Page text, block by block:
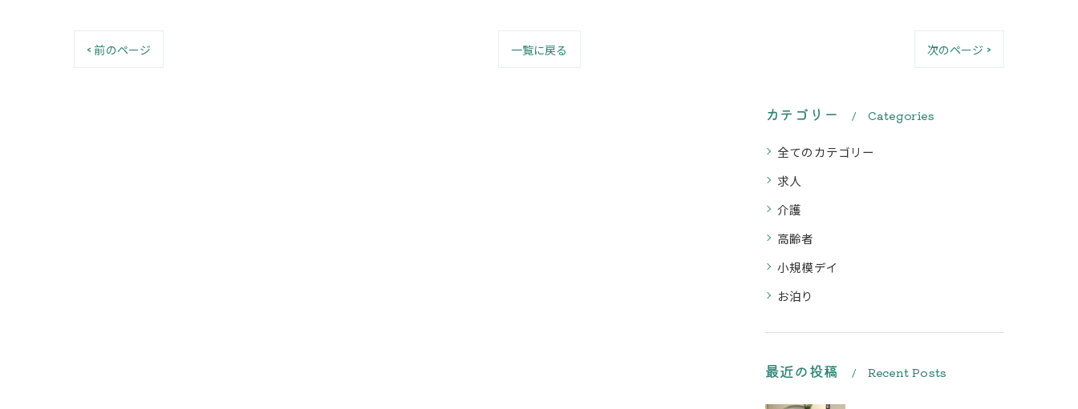
< 前のページ 一覧に戻る 次のページ >
カテゴリー Categories
全てのカテゴリー
求人
介護
高齢者
小規模デイ
お泊り
最近の投稿 Recent Posts